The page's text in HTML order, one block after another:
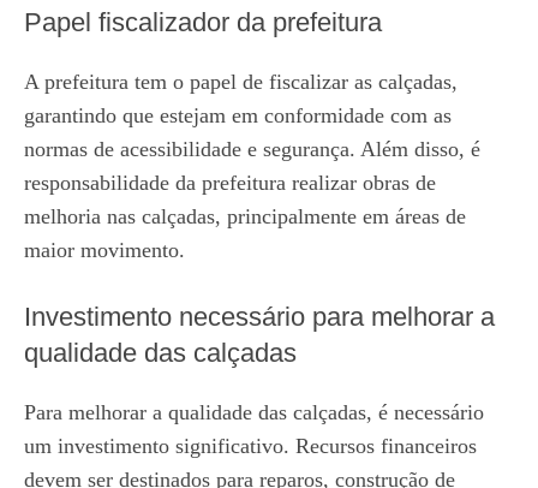
Papel fiscalizador da prefeitura
A prefeitura tem o papel de fiscalizar as calçadas,
garantindo que estejam em conformidade com as
normas de acessibilidade e segurança. Além disso, é
responsabilidade da prefeitura realizar obras de
melhoria nas calçadas, principalmente em áreas de
maior movimento.
Investimento necessário para melhorar a
qualidade das calçadas
Para melhorar a qualidade das calçadas, é necessário
um investimento significativo. Recursos financeiros
devem ser destinados para reparos, construção de